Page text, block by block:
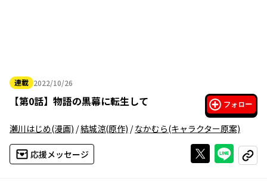
連載 2022/10/26
2022年10月26日
【第0話】 物語の黒幕に転生して フォロー
瀬川はじめ(漫画) /結城涼(原作) /なかむら(キャラクター原案)
応援メッセージ Xで投稿する
ライン
コピー